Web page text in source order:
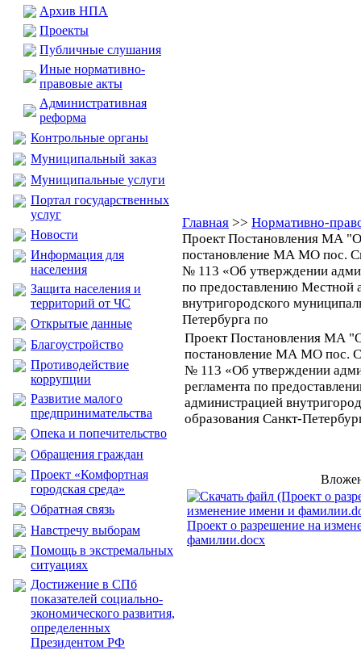
Архив НПА
Проекты
Публичные слушания
Иные нормативно-
правовые акты
Административная
реформа
Контрольные органы
Муниципальный заказ
Муниципальные услуги
Портал государственных
услуг
Новости
Информация для
населения
Защита населения и
территорий от ЧС
Открытые данные
Благоустройство
Противодействие
коррупции
Развитие малого
предпринимательства
Опека и попечительство
Обращения граждан
Проект «Комфортная
городская среда»
Обратная связь
Навстречу выборам
Помощь в экстремальных
ситуациях
Достижение в СПб
показателей социально-
экономического развития,
определенных
Президентом РФ
Главная >> Нормативно-
Проект Постановления МА
постановление МА МО пос.
№ 113 «Об утверждении
по предоставлению Местной
внутригородского
Петербурга по
Проект Постановления МА
постановление МА МО пос.
№ 113 «Об утверждении
регламента по
администрацией
образования Санкт-
Проект о разрешение на
фамилии.docx